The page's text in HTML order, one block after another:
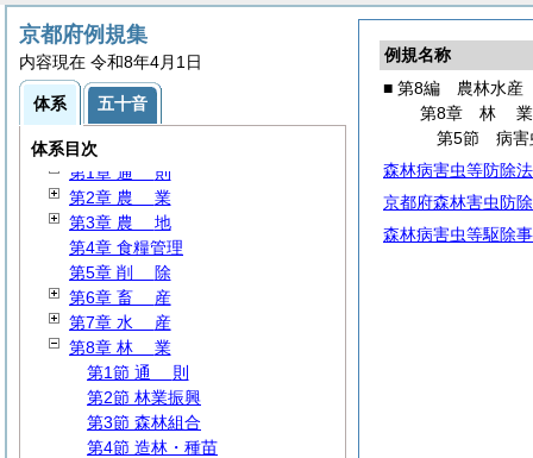
例規名称
■ 第8編 農林水産
第8章 林業
第5節 病害
森林病害虫等防除
京都府森林害虫防
森林病害虫等駆除
京都府例規集
内容現在 令和8年4月1日
体系 五十音
体系目次
第3編財務
第4編民生
第5編衛 生
第6編労働
第7編商工
第8編 農林水産
第1章 通 則
第2章 農 業
第3章 農 地
第4章 食糧管理
第5章 削 除
第6章 畜 産
第7章 水 産
第8章 林 業
第1節 通 則
第2節 林業振興
第3節 森林組合
第4節 造林・種苗